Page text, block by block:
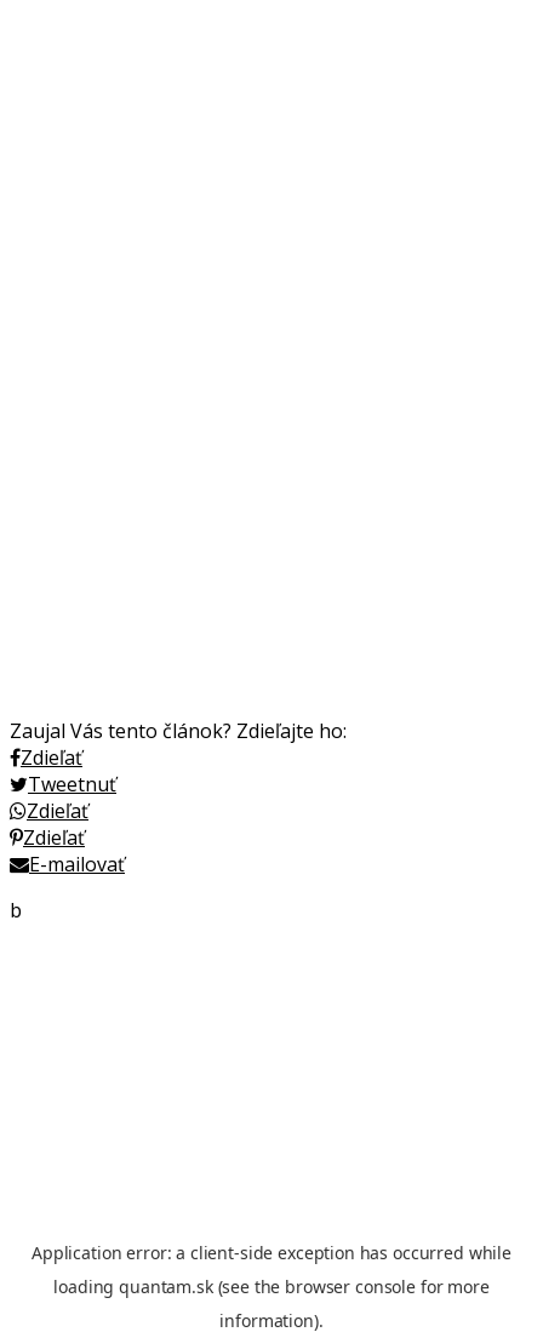
Zaujal Vás tento článok? Zdieľajte ho:
Zdieľať
Tweetnuť
Zdieľať
Zdieľať
E-mailovať
b